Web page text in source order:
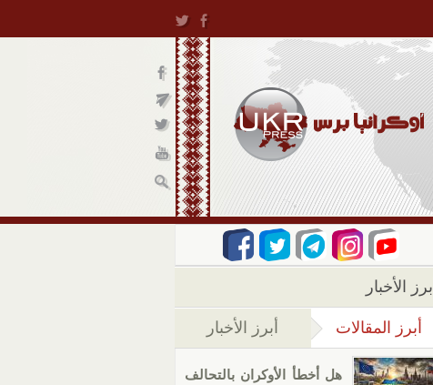
أبرز الأخبار
أبرز المقالات (علامة التبويب النشطة)
أبرز الأخبار
هل أخطأ الأوكران بالتحالف